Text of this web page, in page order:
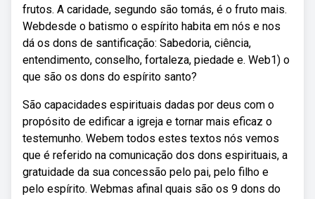
frutos. A caridade, segundo são tomás, é o fruto mais.
Webdesde o batismo o espírito habita em nós e nos
dá os dons de santificação: Sabedoria, ciência,
entendimento, conselho, fortaleza, piedade e. Web1) o
que são os dons do espírito santo?
São capacidades espirituais dadas por deus com o
propósito de edificar a igreja e tornar mais eficaz o
testemunho. Webem todos estes textos nós vemos
que é referido na comunicação dos dons espirituais, a
gratuidade da sua concessão pelo pai, pelo filho e
pelo espírito. Webmas afinal quais são os 9 dons do